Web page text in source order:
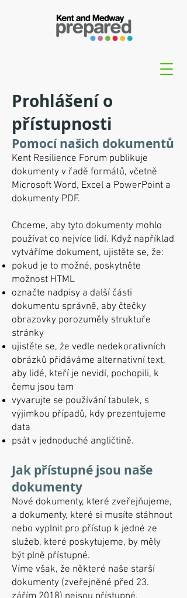
Prohlášení o
přístupnosti
Pomocí našich dokumentů
Kent Resilience Forum publikuje
dokumenty v řadě formátů, včetně
Microsoft Word, Excel a PowerPoint a
dokumenty PDF.
Chceme, aby tyto dokumenty mohlo
používat co nejvíce lidí. Když například
vytváříme dokument, ujistěte se, že:
pokud je to možné, poskytněte
možnost HTML
označte nadpisy a další části
dokumentu správně, aby čtečky
obrazovky porozuměly struktuře
stránky
ujistěte se, že vedle nedekorativních
obrázků přidáváme alternativní text,
aby lidé, kteří je nevidí, pochopili, k
čemu jsou tam
vyvarujte se používání tabulek, s
výjimkou případů, kdy prezentujeme
data
psát v jednoduché angličtině.
Jak přístupné jsou naše
dokumenty
Nové dokumenty, které zveřejňujeme,
a dokumenty, které si musíte stáhnout
nebo vyplnit pro přístup k jedné ze
služeb, které poskytujeme, by měly
být plně přístupné.
Víme však, že některé naše starší
dokumenty (zveřejněné před 23.